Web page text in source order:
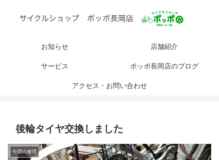
お知らせ 店舗紹介
サービス ポッポ長岡店のブログ
アクセス・お問い合わせ
後輪タイヤ交換しました
今週の修理